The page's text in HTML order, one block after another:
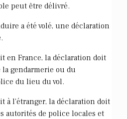
peut être délivré.
a été volé, une déclaration
en France, la déclaration doit
gendarmerie ou du
du lieu du vol.
à l'étranger, la déclaration doit
autorités de police locales et